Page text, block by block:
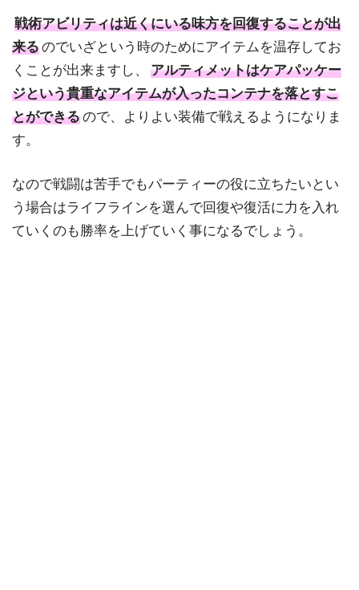
戦術アビリティは近くにいる味方を回復することが出
来るのでいざという時のためにアイテムを温存してお
くことが出来ますし、
アルティメットはケアパッケー
ジという貴重なアイテムが入ったコンテナを落とすこ
とができるので、よりよい装備で戦えるようになりま
す。
なので戦闘は苦手でもパーティーの役に立ちたいとい
う場合はライフラインを選んで回復や復活に力を入れ
ていくのも勝率を上げていく事になるでしょう。